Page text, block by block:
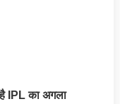
IPL का अगला